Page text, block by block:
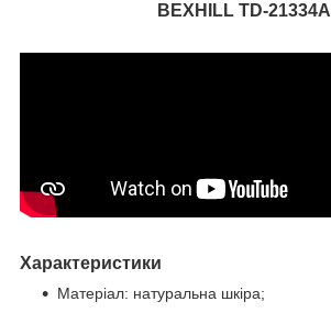
BEXHILL TD-21334A
Характеристики
Матеріал: натуральна шкіра;